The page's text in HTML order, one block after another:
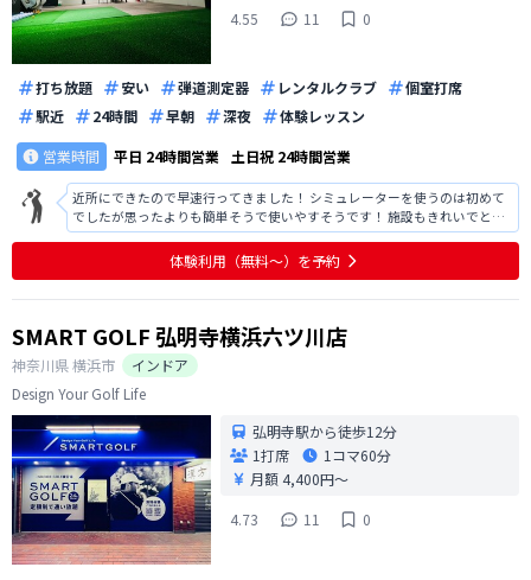
4.55
11 0
打ち放題 安い 弾道測定器 レンタルクラブ
個室打席
駅近
24時間 早朝 深夜
体験レッスン
営業時間
平日 24時間営業 土日祝 24時間営業
近所にできたので早速行ってきました！ シミュレーターを使うのは初めて
でしたが思ったよりも簡単そうで使いやすそうです！ 施設もきれいでとて
も快適です
体験利用（無料〜）を予約
SMART GOLF 弘明寺横浜六ツ川店
神奈川県横浜市
インドア
Design Your Golf Life
弘明寺駅から徒歩12分
1打席
1コマ60分
月額 4,400円〜
4.73
11 0